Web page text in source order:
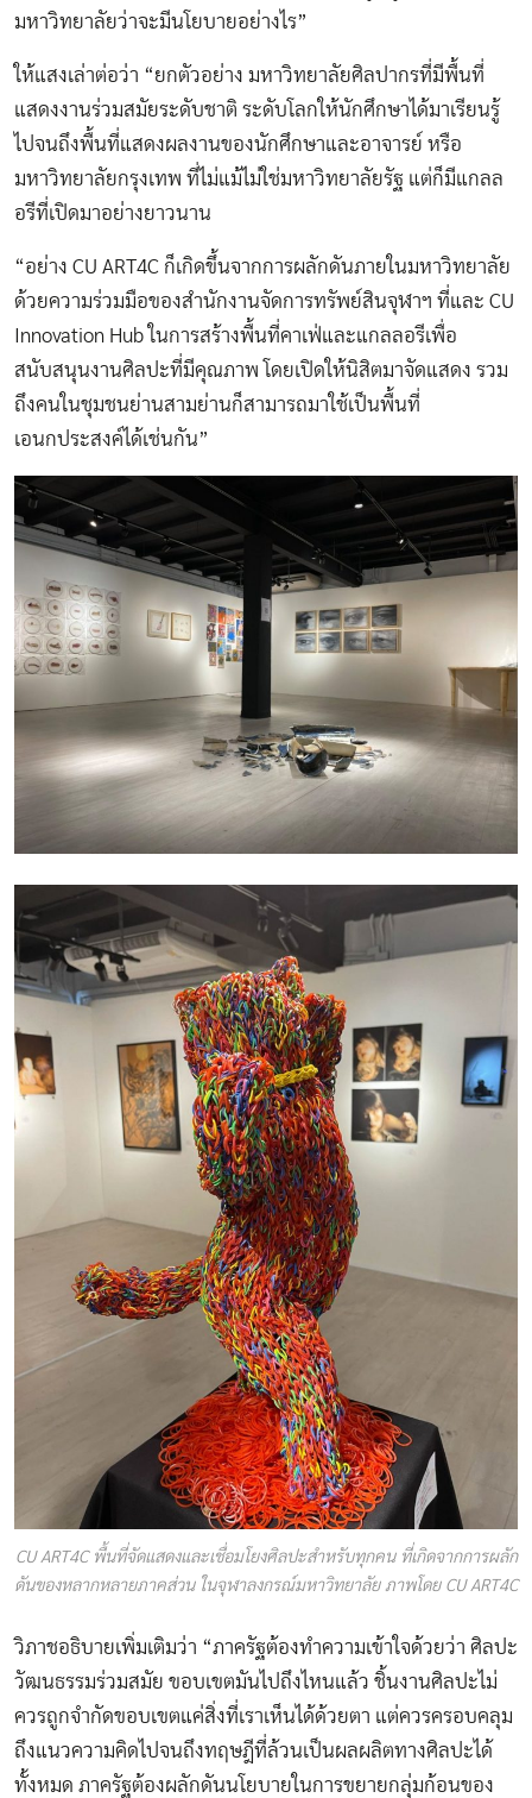
มหาวิทยาลัยว่าจะมีนโยบายอย่างไร”
ให้แสงเล่าต่อว่า “ยกตัวอย่าง มหาวิทยาลัยศิลปากรที่มีพื้นที่
แสดงงานร่วมสมัยระดับชาติ ระดับโลกให้นักศึกษาได้มาเรียนรู้
ไปจนถึงพื้นที่แสดงผลงานของนักศึกษาและอาจารย์ หรือ
มหาวิทยาลัยกรุงเทพ ที่ไม่แม้ไม่ใช่มหาวิทยาลัยรัฐ แต่ก็มีแกลล
อรีที่เปิดมาอย่างยาวนาน
“อย่าง CU ART4C ก็เกิดขึ้นจากการผลักดันภายในมหาวิทยาลัย
ด้วยความร่วมมือของสำนักงานจัดการทรัพย์สินจุฬาฯ ที่และ CU
Innovation Hub ในการสร้างพื้นที่คาเฟ่และแกลลอรีเพื่อ
สนับสนุนงานศิลปะที่มีคุณภาพ โดยเปิดให้นิสิตมาจัดแสดง รวม
ถึงคนในชุมชนย่านสามย่านก็สามารถมาใช้เป็นพื้นที่
เอนกประสงค์ได้เช่นกัน”
CU ART4C พื้นที่จัดแสดงและเชื่อมโยงศิลปะสำหรับทุกคน ที่เกิดจากการผลัก
ดันของหลากหลายภาคส่วน ในจุฬาลงกรณ์มหาวิทยาลัย ภาพโดย CU ART4C
วิภาชอธิบายเพิ่มเติมว่า “ภาครัฐต้องทำความเข้าใจด้วยว่า ศิลปะ
วัฒนธรรมร่วมสมัย ขอบเขตมันไปถึงไหนแล้ว ชิ้นงานศิลปะไม่
ควรถูกจำกัดขอบเขตแค่สิ่งที่เราเห็นได้ด้วยตา แต่ควรครอบคลุม
ถึงแนวความคิดไปจนถึงทฤษฎีที่ล้วนเป็นผลผลิตทางศิลปะได้
ทั้งหมด ภาครัฐต้องผลักดันนโยบายในการขยายกลุ่มก้อนของ